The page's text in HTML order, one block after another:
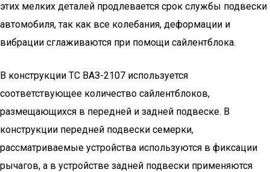
этих мелких деталей продлевается срок службы подвески
автомобиля, так как все колебания, деформации и
вибрации сглаживаются при помощи сайлентблока.
В конструкции ТС ВАЗ-2107 используется
соответствующее количество сайлентблоков,
размещающихся в передней и задней подвеске. В
конструкции передней подвески семерки,
рассматриваемые устройства используются в фиксации
рычагов, а в устройстве задней подвески применяются